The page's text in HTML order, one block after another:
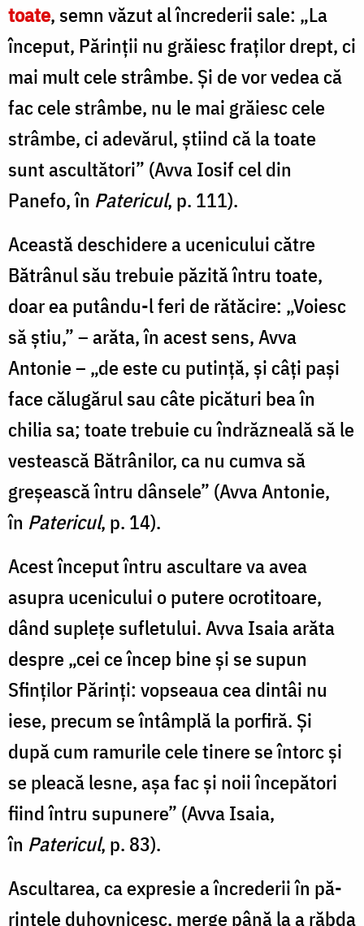
toate, semn văzut al încrederii sale: „La
început, Părinții nu gră­iesc fraților drept, ci
mai mult cele strâmbe. Și de vor vedea că
fac cele strâmbe, nu le mai grăiesc cele
strâmbe, ci adevărul, știind că la toate
sunt ascultători” (Avva Iosif cel din
Panefo, în Patericul, p. 111).
Această deschidere a ucenicului către
Bătrânul său trebuie păzită întru toate,
doar ea putându-l feri de rătăcire: „Voiesc
să știu,” – arăta, în acest sens, Avva
Antonie – „de este cu putință, și câți pași
face călugărul sau câte picături bea în
chilia sa; toate trebuie cu îndrăzneală să le
vestească Bătrânilor, ca nu cumva să
greșească întru dânsele” (Avva Antonie,
în Patericul, p. 14).
Acest început întru ascultare va avea
asupra ucenicului o putere ocrotitoare,
dând suplețe sufletului. Avva Isaia arăta
despre „cei ce încep bine și se supun
Sfinților Pă­rinți: vopseaua cea dintâi nu
iese, precum se întâmplă la porfiră. Și
după cum ramurile cele tinere se întorc și
se pleacă lesne, așa fac și noii începători
fiind întru supunere” (Avva Isaia,
în Patericul, p. 83).
Ascultarea, ca expresie a încrederii în pă­
rintele duhovnicesc, merge până la a răbda